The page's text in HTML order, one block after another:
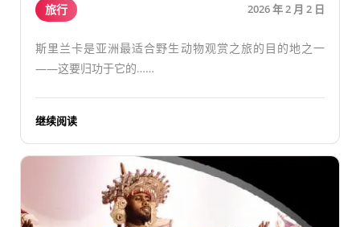
旅行 2026 年 2 月 2 日
斯里兰卡是亚洲最适合野生动物观赏之旅的目的地之一
——这要归功于它的……
继续阅读